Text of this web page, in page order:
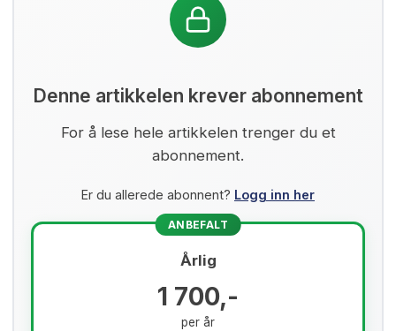
Denne artikkelen krever abonnement
For å lese hele artikkelen trenger du et
abonnement.
Er du allerede abonnent? Logg inn her
ANBEFALT
Årlig
1 700,-
per år